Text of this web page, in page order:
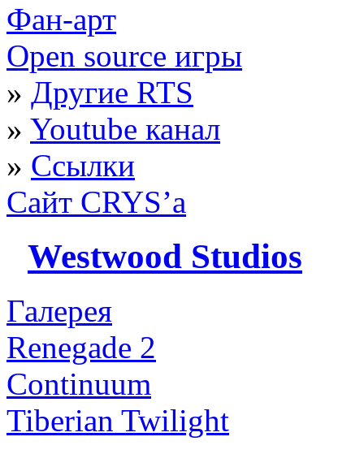
Фан-арт
Open source игры
» Другие RTS
» Youtube канал
» Ссылки
Сайт CRYS’а
Westwood Studios
Галерея
Renegade 2
Continuum
Tiberian Twilight